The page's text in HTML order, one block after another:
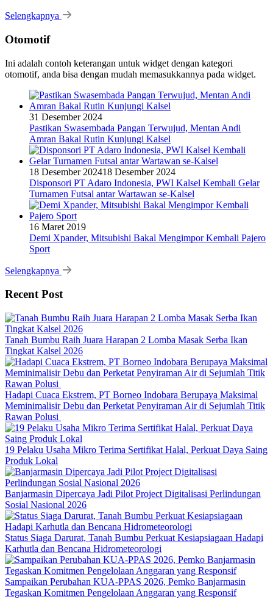
Selengkapnya
Otomotif
Ini adalah contoh keterangan untuk widget dengan kategori
otomotif, anda bisa dengan mudah memasukkannya pada widget.
31 Desember 2024
Pastikan Swasembada Pangan Terwujud, Mentan Andi
Amran Bakal Rutin Kunjungi Kalsel
18 Desember 202418 Desember 2024
Disponsori PT Adaro Indonesia, PWI Kalsel Kembali Gelar
Turnamen Futsal antar Wartawan se-Kalsel
16 Maret 2019
Demi Xpander, Mitsubishi Bakal Mengimpor Kembali Pajero
Sport
Selengkapnya
Recent Post
Tanah Bumbu Raih Juara Harapan 2 Lomba Masak Serba Ikan
Tingkat Kalsel 2026
Hadapi Cuaca Ekstrem, PT Borneo Indobara Berupaya Maksimal
Meminimalisir Debu dan Perketat Penyiraman Air di Sejumlah Titik
Rawan Polusi
19 Pelaku Usaha Mikro Terima Sertifikat Halal, Perkuat Daya Saing
Produk Lokal
Banjarmasin Dipercaya Jadi Pilot Project Digitalisasi Perlindungan
Sosial Nasional 2026
Status Siaga Darurat, Tanah Bumbu Perkuat Kesiapsiagaan Hadapi
Karhutla dan Bencana Hidrometeorologi
Sampaikan Perubahan KUA-PPAS 2026, Pemko Banjarmasin
Tegaskan Komitmen Pengelolaan Anggaran yang Responsif